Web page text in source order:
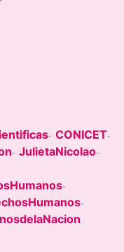
- CONICET-
- JulietaNicolao-
-
-